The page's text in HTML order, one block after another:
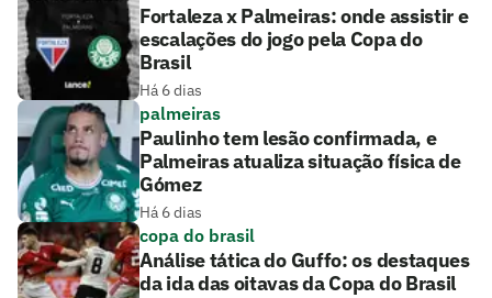
Fortaleza x Palmeiras: onde assistir e
escalações do jogo pela Copa do
Brasil
Há 6 dias
palmeiras
Paulinho tem lesão confirmada, e
Palmeiras atualiza situação física de
Gómez
Há 6 dias
copa do brasil
Análise tática do Guffo: os destaques
da ida das oitavas da Copa do Brasil